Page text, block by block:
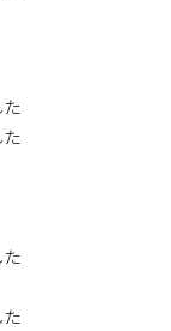
た
た
た
た